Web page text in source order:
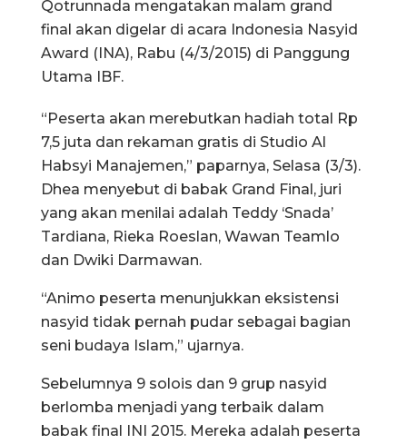
Qotrunnada mengatakan malam grand
final akan digelar di acara Indonesia Nasyid
Award (INA), Rabu (4/3/2015) di Panggung
Utama IBF.
“Peserta akan merebutkan hadiah total Rp
7,5 juta dan rekaman gratis di Studio Al
Habsyi Manajemen,” paparnya, Selasa (3/3).
Dhea menyebut di babak Grand Final, juri
yang akan menilai adalah Teddy ‘Snada’
Tardiana, Rieka Roeslan, Wawan Teamlo
dan Dwiki Darmawan.
“Animo peserta menunjukkan eksistensi
nasyid tidak pernah pudar sebagai bagian
seni budaya Islam,” ujarnya.
Sebelumnya 9 solois dan 9 grup nasyid
berlomba menjadi yang terbaik dalam
babak final INI 2015. Mereka adalah peserta